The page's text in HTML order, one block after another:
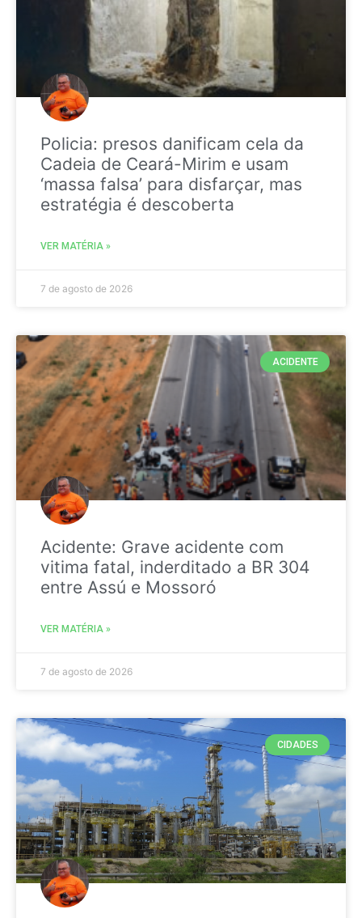
Policia: presos danificam cela da
Cadeia de Ceará-Mirim e usam
‘massa falsa’ para disfarçar, mas
estratégia é descoberta
VER MATÉRIA »
7 de agosto de 2026
ACIDENTE
Acidente: Grave acidente com
vitima fatal, inderditado a BR 304
entre Assú e Mossoró
VER MATÉRIA »
7 de agosto de 2026
CIDADES